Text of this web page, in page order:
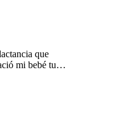
que
mi bebé tuve
con mucha
cada uno de